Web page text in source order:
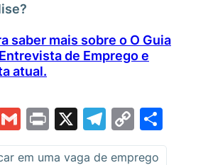
saber mais sobre o O Guia
de Emprego e
atual.
GmailPrint
X Telegram
Copy
Link
em uma vaga de emprego